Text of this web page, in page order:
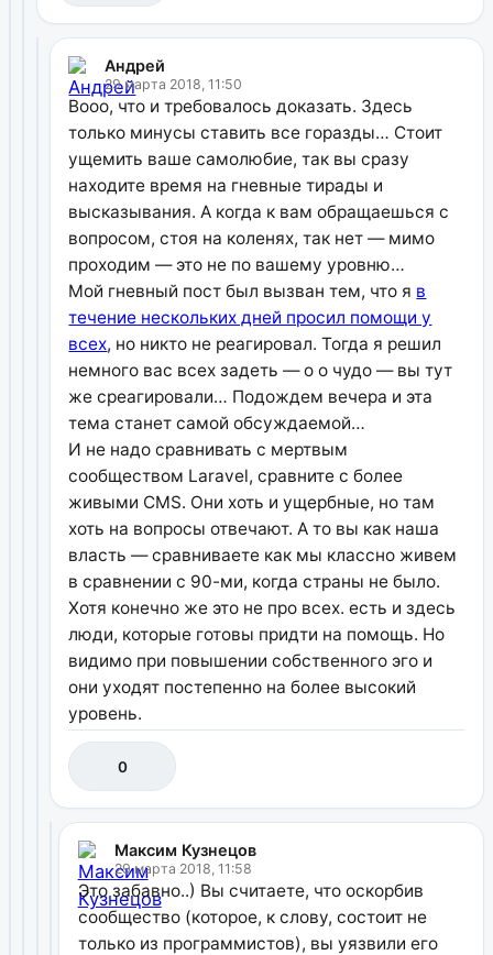
Андрей
29 марта 2018, 11:50
Вооо, что и требовалось доказать. Здесь
только минусы ставить все горазды… Стоит
ущемить ваше самолюбие, так вы сразу
находите время на гневные тирады и
высказывания. А когда к вам обращаешься с
вопросом, стоя на коленях, так нет — мимо
проходим — это не по вашему уровню…
Мой гневный пост был вызван тем, что я в
течение нескольких дней просил помощи у
всех, но никто не реагировал. Тогда я решил
немного вас всех задеть — о о чудо — вы тут
же среагировали… Подождем вечера и эта
тема станет самой обсуждаемой…
И не надо сравнивать с мертвым
сообществом Laravel, сравните с более
живыми CMS. Они хоть и ущербные, но там
хоть на вопросы отвечают. А то вы как наша
власть — сравниваете как мы классно живем
в сравнении с 90-ми, когда страны не было.
Хотя конечно же это не про всех. есть и здесь
люди, которые готовы придти на помощь. Но
видимо при повышении собственного эго и
они уходят постепенно на более высокий
уровень.
0
Максим Кузнецов
29 марта 2018, 11:58
Это забавно..) Вы считаете, что оскорбив
сообщество (которое, к слову, состоит не
только из программистов), вы уязвили его